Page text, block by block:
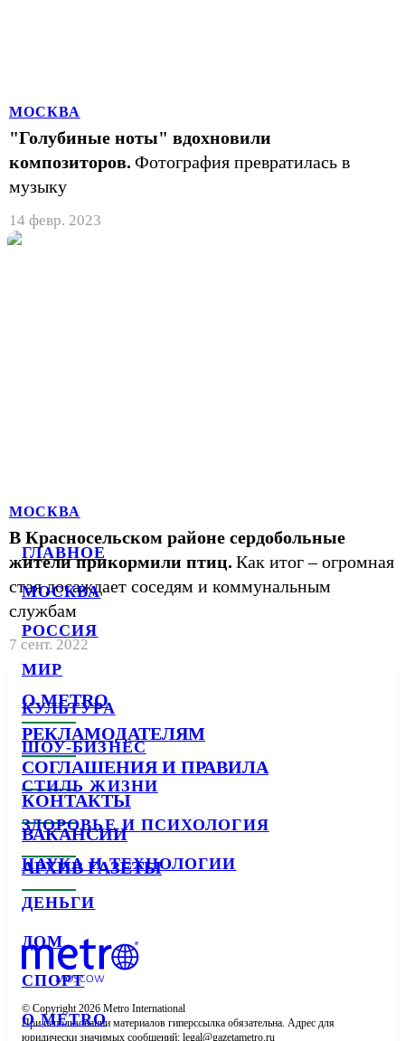
ГЛАВНОЕ
МОСКВА
РОССИЯ
МИР
КУЛЬТУРА
ШОУ-БИЗНЕС
СТИЛЬ ЖИЗНИ
ЗДОРОВЬЕ И ПСИХОЛОГИЯ
НАУКА И ТЕХНОЛОГИИ
ДЕНЬГИ
ДОМ
СПОРТ
О METRO
МОСКВА
"Голубиные ноты" вдохновили
композиторов. Фотография превратилась в
музыку
14 февр. 2023
МОСКВА
В Красносельском районе сердобольные
жители прикормили птиц. Как итог – огромная
стая досаждает соседям и коммунальным
службам
7 сент. 2022
О METRO
РЕКЛАМОДАТЕЛЯМ
СОГЛАШЕНИЯ И ПРАВИЛА
КОНТАКТЫ
ВАКАНСИИ
АРХИВ ГАЗЕТЫ
© Copyright 2026 Metro International
При использовании материалов гиперссылка обязательна. Адрес для
юридически значимых сообщений: